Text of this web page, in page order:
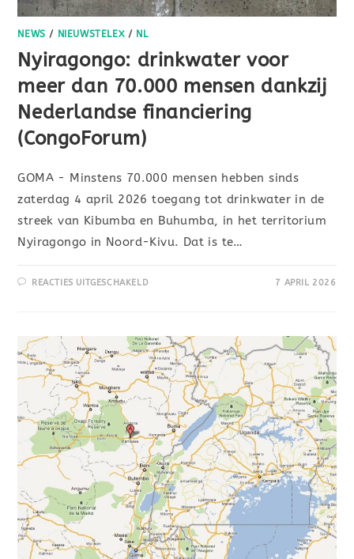
NEWS / NIEUWSTELEX/ NL
Nyiragongo: drinkwater voor
meer dan 70.000 mensen dankzij
Nederlandse financiering
(CongoForum)
GOMA - Minstens 70.000 mensen hebben sinds
zaterdag 4 april 2026 toegang tot drinkwater in de
streek van Kibumba en Buhumba, in het territorium
Nyiragongo in Noord-Kivu. Dat is te…
REACTIES UITGESCHAKELD 7 APRIL 2026